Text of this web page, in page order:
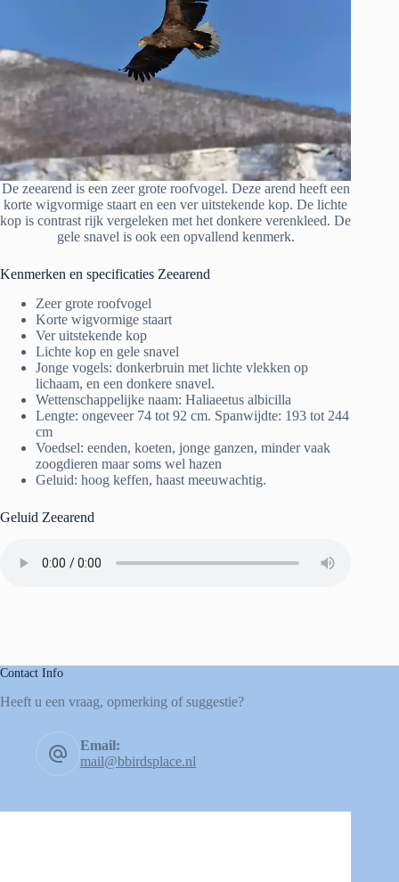
De zeearend is een zeer grote roofvogel. Deze arend heeft een
korte wigvormige staart en een ver uitstekende kop. De lichte
kop is contrast rijk vergeleken met het donkere verenkleed. De
gele snavel is ook een opvallend kenmerk.
Kenmerken en specificaties Zeearend
Zeer grote roofvogel
Korte wigvormige staart
Ver uitstekende kop
Lichte kop en gele snavel
Jonge vogels: donkerbruin met lichte vlekken op
lichaam, en een donkere snavel.
Wettenschappelijke naam: Haliaeetus albicilla
Lengte: ongeveer 74 tot 92 cm. Spanwijdte: 193 tot 244
cm
Voedsel: eenden, koeten, jonge ganzen, minder vaak
zoogdieren maar soms wel hazen
Geluid: hoog keffen, haast meeuwachtig.
Geluid Zeearend
Contact Info
Heeft u een vraag, opmerking of suggestie?
Email:
mail@bbirdsplace.nl